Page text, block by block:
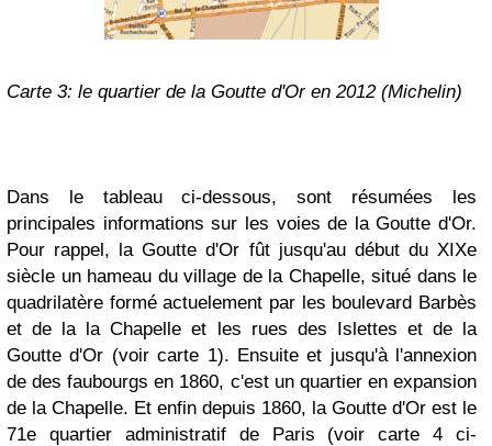
Carte 3: le quartier de la Goutte d'Or en 2012 (Michelin)
Dans le tableau ci-dessous, sont résumées les
principales informations sur les voies de la Goutte d'Or.
Pour rappel, la Goutte d'Or fût jusqu'au début du XIXe
siècle un hameau du village de la Chapelle, situé dans le
quadrilatère formé actuelement par les boulevard Barbès
et de la la Chapelle et les rues des Islettes et de la
Goutte d'Or (voir carte 1). Ensuite et jusqu'à l'annexion
de des faubourgs en 1860, c'est un quartier en expansion
de la Chapelle. Et enfin depuis 1860, la Goutte d'Or est le
71e quartier administratif de Paris (voir carte 4 ci-